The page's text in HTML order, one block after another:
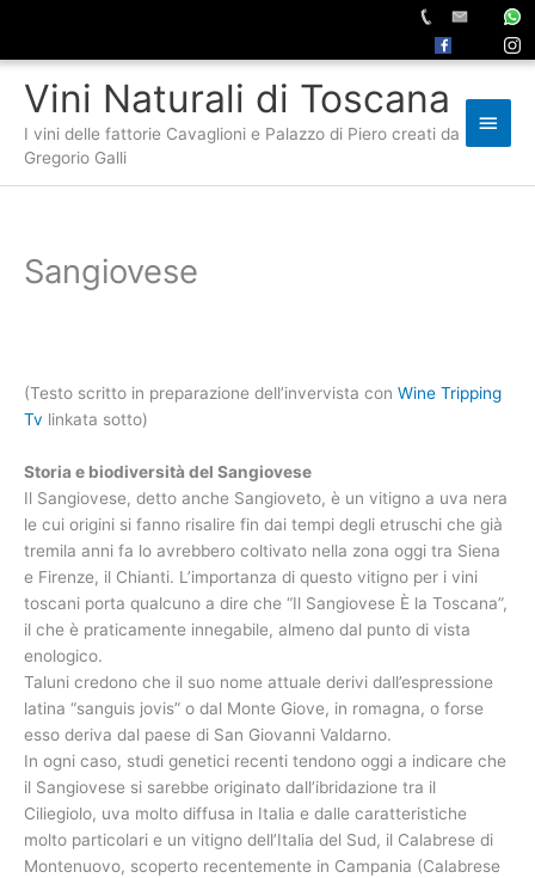
contenuto
Vini Naturali di Toscana
I vini delle fattorie Cavaglioni e Palazzo di Piero creati da
Gregorio Galli
Menu
Sangiovese
(Testo scritto in preparazione dell’invervista con Wine Tripping
Tv linkata sotto)
Storia e biodiversità del Sangiovese
Il Sangiovese, detto anche Sangioveto, è un vitigno a uva nera
le cui origini si fanno risalire fin dai tempi degli etruschi che già
tremila anni fa lo avrebbero coltivato nella zona oggi tra Siena
e Firenze, il Chianti. L’importanza di questo vitigno per i vini
toscani porta qualcuno a dire che “Il Sangiovese È la Toscana”,
il che è praticamente innegabile, almeno dal punto di vista
enologico.
Taluni credono che il suo nome attuale derivi dall’espressione
latina “sanguis jovis” o dal Monte Giove, in romagna, o forse
esso deriva dal paese di San Giovanni Valdarno.
In ogni caso, studi genetici recenti tendono oggi a indicare che
il Sangiovese si sarebbe originato dall’ibridazione tra il
Ciliegiolo, uva molto diffusa in Italia e dalle caratteristiche
molto particolari e un vitigno dell’Italia del Sud, il Calabrese di
Montenuovo, scoperto recentemente in Campania (Calabrese